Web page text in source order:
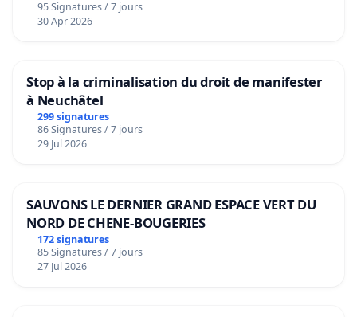
95 Signatures / 7 jours
30 Apr 2026
Stop à la criminalisation du droit de manifester
à Neuchâtel
299 signatures
86 Signatures / 7 jours
29 Jul 2026
SAUVONS LE DERNIER GRAND ESPACE VERT DU
NORD DE CHENE-BOUGERIES
172 signatures
85 Signatures / 7 jours
27 Jul 2026